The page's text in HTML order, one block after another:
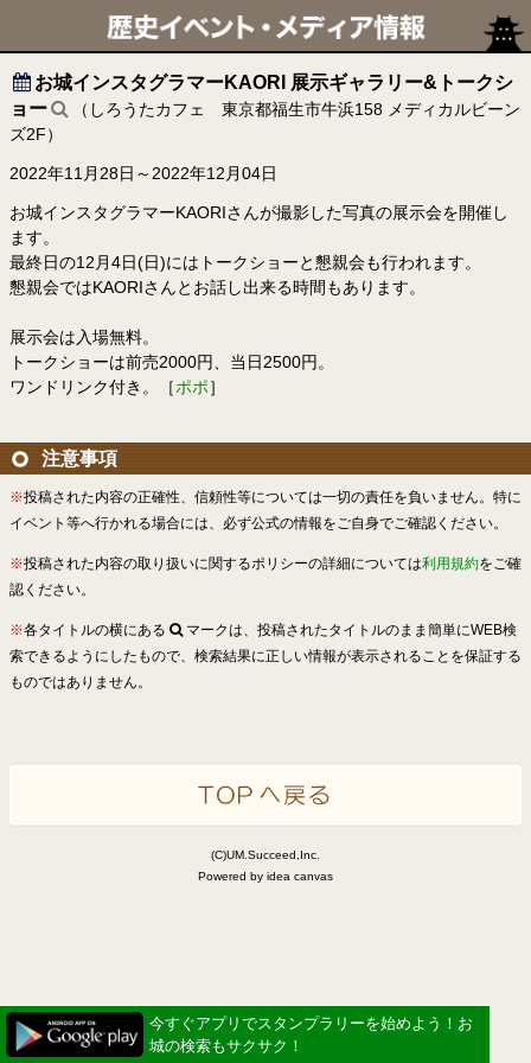
お城インスタグラマーKAORI 展示ギャラリー&トークシ
ョー
（しろうたカフェ 東京都福生市牛浜158 メディカルビーン
ズ2F）
2022年11月28日～2022年12月04日
お城インスタグラマーKAORIさんが撮影した写真の展示会を開催し
ます。
最終日の12月4日(日)にはトークショーと懇親会も行われます。
懇親会ではKAORIさんとお話し出来る時間もあります。
展示会は入場無料。
トークショーは前売2000円、当日2500円。
ワンドリンク付き。［ポポ］
注意事項
※投稿された内容の正確性、信頼性等については一切の責任を負いません。特に
イベント等へ行かれる場合には、必ず公式の情報をご自身でご確認ください。
※投稿された内容の取り扱いに関するポリシーの詳細については利用規約をご確
認ください。
※各タイトルの横にある
マークは、投稿されたタイトルのまま簡単にWEB検
索できるようにしたもので、検索結果に正しい情報が表示されることを保証する
ものではありません。
(C)UM.Succeed,Inc.
Powered by idea canvas
今すぐアプリでスタンプラリーを始めよう！お
城の検索もサクサク！